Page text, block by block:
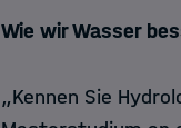
Wie wir Wasser
„Kennen Sie